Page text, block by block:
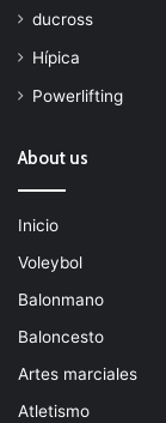
ducross
Hípica
Powerlifting
About us
Inicio
Voleybol
Balonmano
Baloncesto
Artes marciales
Atletismo